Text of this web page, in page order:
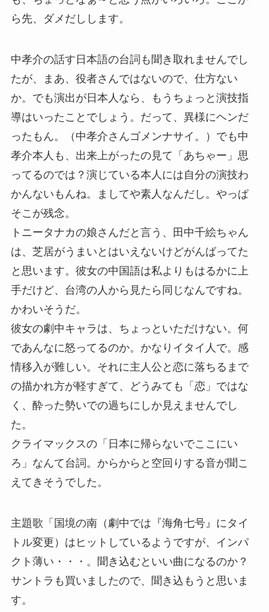
ら先、ダメだしします。
中孝介の話す日本語の台詞も聞き取れませんでし
たが、まあ、役者さんではないので、仕方ない
か。でも演出が日本人なら、もうちょっと演技指
導はいったことでしょう。だって、異様にヘンだ
ったもん。（中孝介さんゴメンナサイ。）でも中
孝介本人も、出来上がったの見て「あちゃー」思
ってるのでは？演じている本人には自分の演技わ
かんないもんね。ましてや素人なんだし。やっぱ
そこが残念。
トニータナカの娘さんだと言う、田中千絵ちゃん
は、芝居がうまいとはいえないけどがんばってた
と思います。彼女の中国語は私よりもはるかに上
手だけど、台湾の人から見たら同じなんですね。
かわいそうだ。
彼女の劇中キャラは、ちょっといただけない。何
であんなに怒ってるのか。かなりイタイ人で。感
情移入が難しい。それに主人公と恋に落ちるまで
の描かれ方が軽すぎて、どうみても「恋」ではな
く、酔った勢いでの過ちにしか見えませんでし
た。
クライマックスの「日本に帰らないでここにい
ろ」なんて台詞。からからと空回りする音が聞こ
えてきそうでした。
主題歌「国境の南（劇中では『海角七号』にタイ
トル変更）はヒットしているようですが、インパ
クト薄い・・・。聞き込むといい曲になるのか？
サントラも買いましたので、聞き込もうと思いま
す。